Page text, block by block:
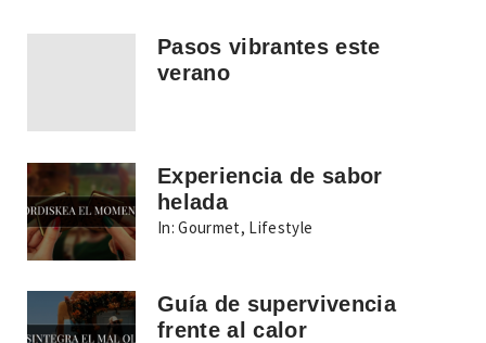
Pasos vibrantes este
verano
Experiencia de sabor
helada
In: Gourmet, Lifestyle
Guía de supervivencia
frente al calor